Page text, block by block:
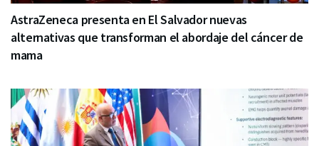
AstraZeneca presenta en El Salvador nuevas
alternativas que transforman el abordaje del cáncer de
mama